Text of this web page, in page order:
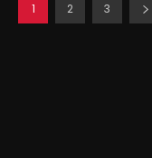
1 2 3